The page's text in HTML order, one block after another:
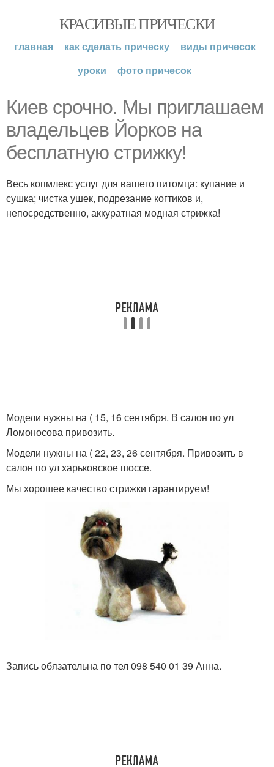
КРАСИВЫЕ ПРИЧЕСКИ
главная как сделать прическу
виды причесок
уроки
фото причесок
Киев срочно. Мы приглашаем
владельцев Йорков на
бесплатную стрижку!
Весь копмлекс услуг для вашего питомца: купание и
сушка; чистка ушек, подрезание когтиков и,
непосредственно, аккуратная модная стрижка!
Модели нужны на ( 15, 16 сентября. В салон по ул
Ломоносова привозить.
Модели нужны на ( 22, 23, 26 сентября. Привозить в
салон по ул харьковское шоссе.
Мы хорошее качество стрижки гарантируем!
Запись обязательна по тел 098 540 01 39 Анна.